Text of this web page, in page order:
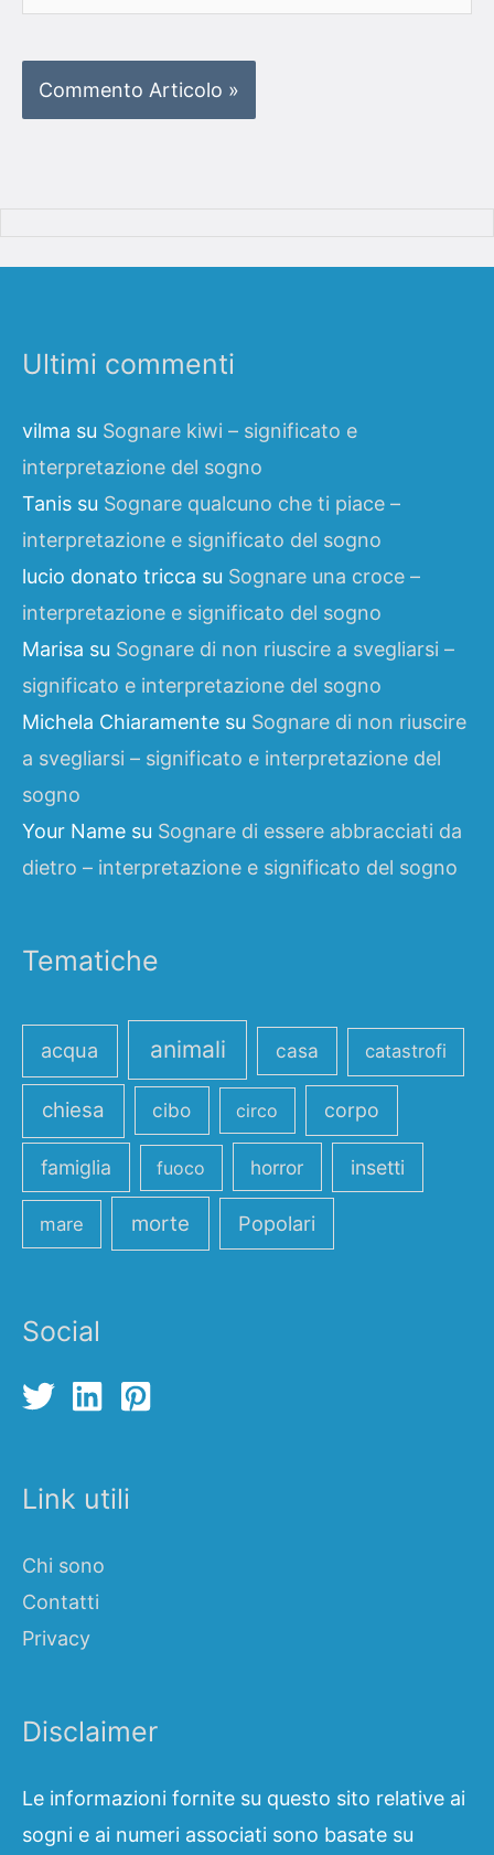
web
Ultimi commenti
vilma su Sognare kiwi – significato e
interpretazione del sogno
Tanis su Sognare qualcuno che ti piace –
interpretazione e significato del sogno
lucio donato tricca su Sognare una croce –
interpretazione e significato del sogno
Marisa su Sognare di non riuscire a svegliarsi –
significato e interpretazione del sogno
Michela Chiaramente su Sognare di non riuscire
a svegliarsi – significato e interpretazione del
sogno
Your Name su Sognare di essere abbracciati da
dietro – interpretazione e significato del sogno
Tematiche
acqua animali casa catastrofi
chiesa cibo circo corpo
famiglia fuoco horror insetti
mare morte Popolari
Social
Link utili
Chi sono
Contatti
Privacy
Disclaimer
Le informazioni fornite su questo sito relative ai
sogni e ai numeri associati sono basate su